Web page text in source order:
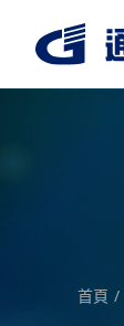
首頁 /